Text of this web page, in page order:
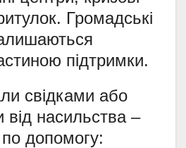
Громадські
підтримки.
свідками або
від насильства –
допомогу: